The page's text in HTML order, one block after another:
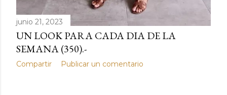
junio 21, 2023
UN LOOK PARA CADA DIA DE LA
SEMANA (350).-
Compartir Publicar un comentario